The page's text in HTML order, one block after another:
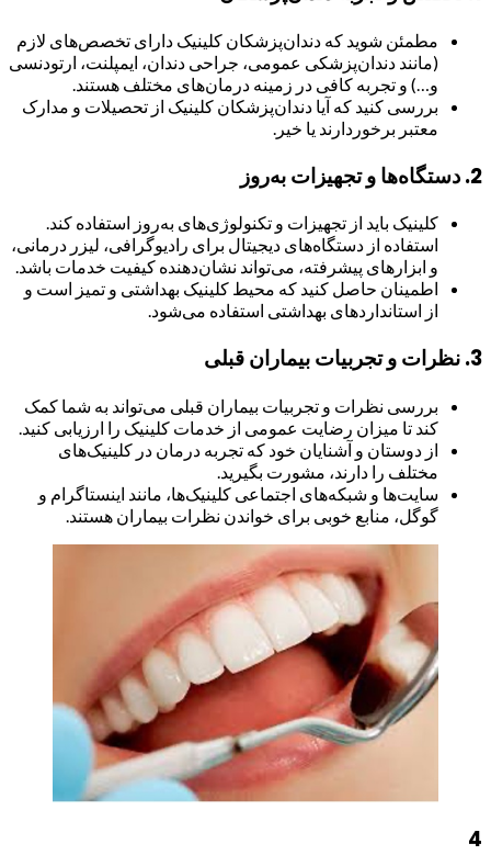
مطمئن شوید که دندان‌پزشکان کلینیک دارای تخصص‌های لازم
(مانند دندان‌پزشکی عمومی، جراحی دندان، ایمپلنت، ارتودنسی
و…) و تجربه کافی در زمینه درمان‌های مختلف هستند.
بررسی کنید که آیا دندان‌پزشکان کلینیک از تحصیلات و مدارک
معتبر برخوردارند یا خیر.
2. دستگاه‌ها و تجهیزات به‌روز
کلینیک باید از تجهیزات و تکنولوژی‌های به‌روز استفاده کند.
استفاده از دستگاه‌های دیجیتال برای رادیوگرافی، لیزر درمانی،
و ابزارهای پیشرفته، می‌تواند نشان‌دهنده کیفیت خدمات باشد.
اطمینان حاصل کنید که محیط کلینیک بهداشتی و تمیز است و
از استانداردهای بهداشتی استفاده می‌شود.
3. نظرات و تجربیات بیماران قبلی
بررسی نظرات و تجربیات بیماران قبلی می‌تواند به شما کمک
کند تا میزان رضایت عمومی از خدمات کلینیک را ارزیابی کنید.
از دوستان و آشنایان خود که تجربه درمان در کلینیک‌های
مختلف را دارند، مشورت بگیرید.
سایت‌ها و شبکه‌های اجتماعی کلینیک‌ها، مانند اینستاگرام و
گوگل، منابع خوبی برای خواندن نظرات بیماران هستند.
4